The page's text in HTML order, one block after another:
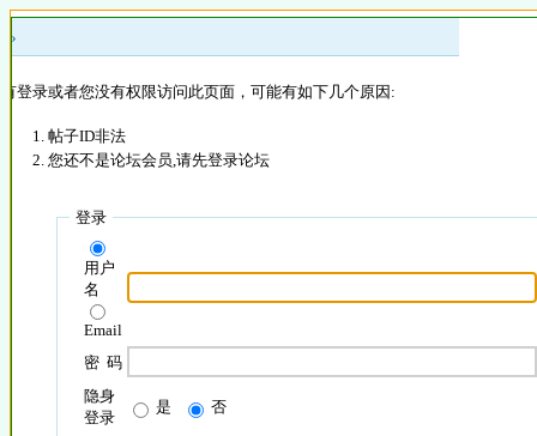
»
登录或者您没有权限访问此页面，可能有如下几个原因:
帖子ID非法
您还不是论坛会员,请先登录论坛
登录
用户
名
Email
密 码
隐身
登录
是 否